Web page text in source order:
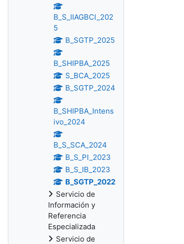
B_S_IIAGBCI_202
5
B_SGTP_2025
B_SHIPBA_2025
S_BCA_2025
B_SGTP_2024
B_SHIPBA_Intens
ivo_2024
B_S_SCA_2024
B_S_PI_2023
B_S_IB_2023
B_SGTP_2022
Servicio de
Información y
Referencia
Especializada
Servicio de